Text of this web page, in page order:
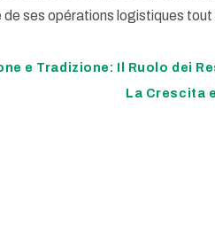
ses opérations logistiques
e Tradizione: Il Ruolo dei
La Crescita